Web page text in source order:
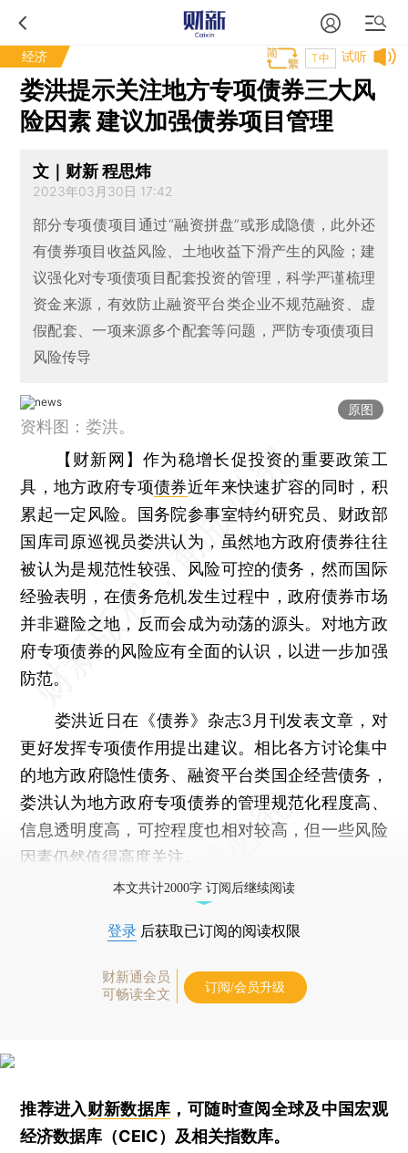
经济 试听
T中
娄洪提示关注地方专项债券三大风
险因素 建议加强债券项目管理
文｜财新 程思炜
2023年03月30日 17:42
部分专项债项目通过“融资拼盘”或形成隐债，此外还
有债券项目收益风险、土地收益下滑产生的风险；建
议强化对专项债项目配套投资的管理，科学严谨梳理
资金来源，有效防止融资平台类企业不规范融资、虚
假配套、一项来源多个配套等问题，严防专项债项目
风险传导
原图
资料图：娄洪。
【财新网】作为稳增长促投资的重要政策工
具，地方政府专项债券近年来快速扩容的同时，积
累起一定风险。国务院参事室特约研究员、财政部
国库司原巡视员娄洪认为，虽然地方政府债券往往
被认为是规范性较强、风险可控的债务，然而国际
经验表明，在债务危机发生过程中，政府债券市场
并非避险之地，反而会成为动荡的源头。对地方政
府专项债券的风险应有全面的认识，以进一步加强
防范。
娄洪近日在《债券》杂志3月刊发表文章，对
更好发挥专项债作用提出建议。相比各方讨论集中
的地方政府隐性债务、融资平台类国企经营债务，
娄洪认为地方政府专项债券的管理规范化程度高、
信息透明度高，可控程度也相对较高，但一些风险
因素仍然值得高度关注。
本文共计2000字 订阅后继续阅读
登录 后获取已订阅的阅读权限
财新通会员
可畅读全文
订阅/会员升级
推荐进入财新数据库 ，可随时查阅全球及中国宏观
经济数据库（CEIC）及相关指数库。